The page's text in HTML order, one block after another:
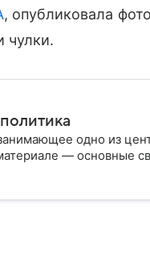
, опубликовала
чулки.
одно из
— основные